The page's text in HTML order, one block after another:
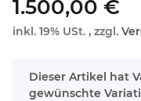
1.500,00 €
inkl. 19% USt. , zzgl.
x
Dieser Artikel hat
gewünschte